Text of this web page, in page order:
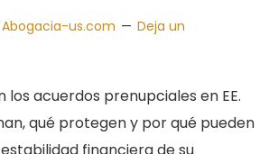
Abogacia-us.com
Deja un
los acuerdos prenupciales en EE.
qué protegen y por qué pueden